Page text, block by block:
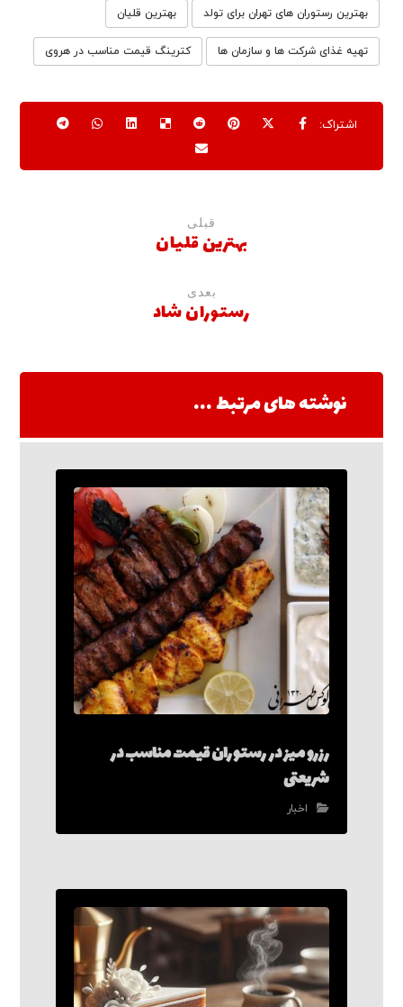
بهترین رستوران های تهران برای تولد بهترین قلیان
تهیه غذای شرکت ها و سازمان ها کترینگ قیمت مناسب در هروی
قبلی
بهترین قلیان
بعدی
رستوران شاد
نوشته های مرتبط ...
رزرو میز در رستوران قیمت مناسب در
شریعتی
اخبار